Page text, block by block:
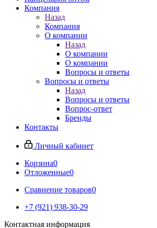
Компания
Назад
Компания
О компании
Назад
О компании
О компании
Вопросы и ответы
Вопросы и ответы
Назад
Вопросы и ответы
Вопрос-ответ
Бренды
Контакты
Личный кабинет
Корзина0
Отложенные0
Сравнение товаров0
+7 (921) 938-30-29
Контактная информация